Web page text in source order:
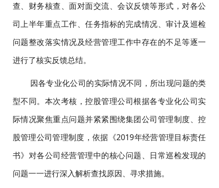
查、财务核查、面对面交流、会议反馈等形式，对各公
司上半年重点工作、任务指标的完成情况、审计及巡检
问题整改落实情况及经营管理工作中存在的不足等逐一
进行了核实反馈总结。
因各专业化公司的实际情况不同，所出现问题的类
型不同。本次考核，控股管理公司根据各专业化公司实
际情况聚焦重点问题并紧紧围绕集团公司管理制度、控
股管理公司管理制度，依据《2019年经营管理目标责任
书》对各公司经营管理中的核心问题、日常巡检发现的
问题一一进行深入解析查找原因、寻求措施。